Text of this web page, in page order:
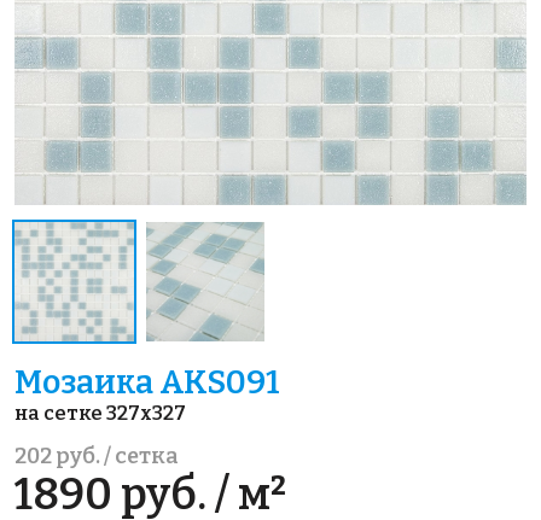
Мозаика AKS091
на сетке 327x327
202 руб. / сетка
1890 руб. / м²